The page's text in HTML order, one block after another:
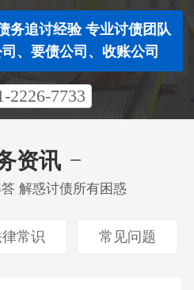
务追讨经验 专业讨债团队
、要债公司、收账公司
2226-7733
资讯
解惑讨债所有困惑
常识 常见问题